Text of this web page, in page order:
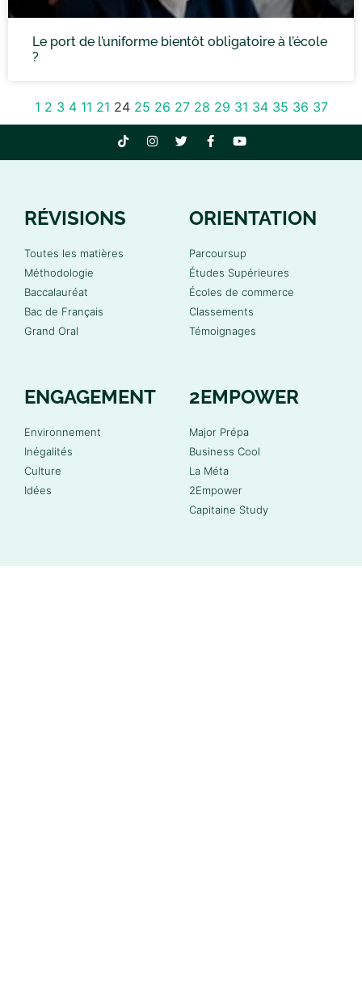
Le port de l’uniforme bientôt obligatoire à l’école
?
1 2 3 4 11 21 24 25 26 27 28 29 31 34 35 36 37
RÉVISIONS
Toutes les matières
Méthodologie
Baccalauréat
Bac de Français
Grand Oral
ORIENTATION
Parcoursup
Études Supérieures
Écoles de commerce
Classements
Témoignages
ENGAGEMENT
Environnement
Inégalités
Culture
Idées
2EMPOWER
Major Prépa
Business Cool
La Méta
2Empower
Capitaine Study